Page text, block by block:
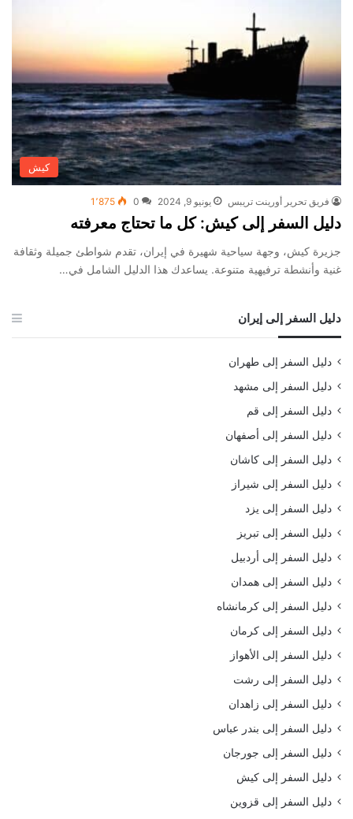
كيش
فريق تحرير أورينت تريبس يونيو 9, 2024 0 1٬875
دليل السفر إلى كيش: كل ما تحتاج معرفته
جزيرة كيش، وجهة سياحية شهيرة في إيران، تقدم شواطئ جميلة وثقافة
غنية وأنشطة ترفيهية متنوعة. يساعدك هذا الدليل الشامل في…
دليل السفر إلى إيران
دليل السفر إلى طهران
دليل السفر إلى مشهد
دليل السفر إلى قم
دليل السفر إلى أصفهان
دليل السفر إلى كاشان
دليل السفر إلى شيراز
دليل السفر إلى يزد
دليل السفر إلى تبريز
دليل السفر إلى أردبيل
دليل السفر إلى همدان
دليل السفر إلى كرمانشاه
دليل السفر إلى كرمان
دليل السفر إلى الأهواز
دليل السفر إلى رشت
دليل السفر إلى زاهدان
دليل السفر إلى بندر عباس
دليل السفر إلى جورجان
دليل السفر إلى كيش
دليل السفر إلى قزوين